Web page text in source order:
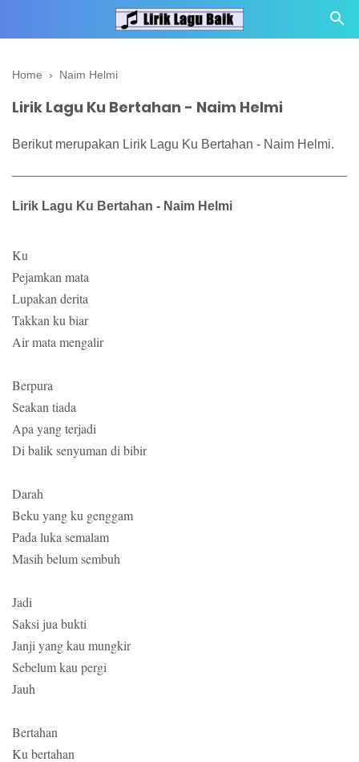
Home › Naim Helmi
Lirik Lagu Ku Bertahan - Naim Helmi
Berikut merupakan Lirik Lagu Ku Bertahan - Naim Helmi.
Lirik Lagu Ku Bertahan - Naim Helmi
Ku
Pejamkan mata
Lupakan derita
Takkan ku biar
Air mata mengalir
Berpura
Seakan tiada
Apa yang terjadi
Di balik senyuman di bibir
Darah
Beku yang ku genggam
Pada luka semalam
Masih belum sembuh
Jadi
Saksi jua bukti
Janji yang kau mungkir
Sebelum kau pergi
Jauh
Bertahan
Ku bertahan